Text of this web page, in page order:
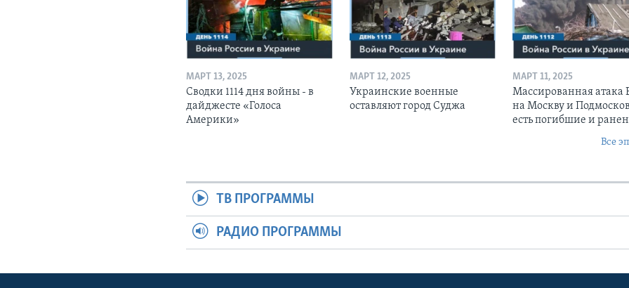
МАРТ 13, 2025
Сводки 1114 дня войны - в
дайджесте «Голоса
Америки»
МАРТ 12, 2025
Украинские военные
оставляют город Суджа
МАРТ 11, 2025
Массированная атака
на Москву и
есть погибшие и
Все
ТВ ПРОГРАММЫ
РАДИО ПРОГРАММЫ